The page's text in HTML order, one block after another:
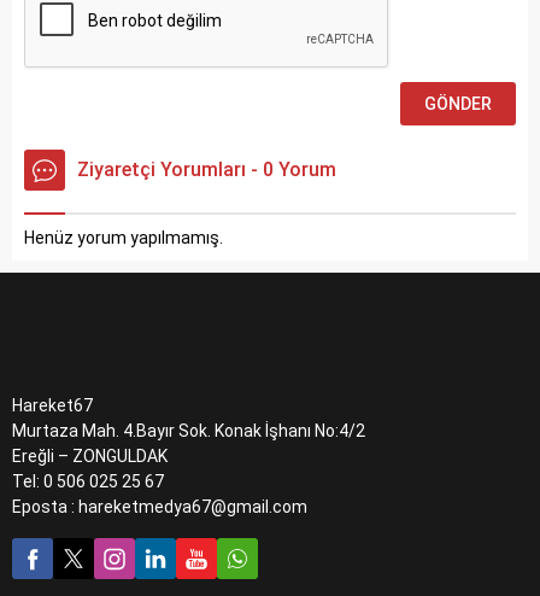
Ziyaretçi Yorumları - 0 Yorum
Henüz yorum yapılmamış.
Hareket67
Murtaza Mah. 4.Bayır Sok. Konak İşhanı No:4/2
Ereğli – ZONGULDAK
Tel: 0 506 025 25 67
Eposta : hareketmedya67@gmail.com